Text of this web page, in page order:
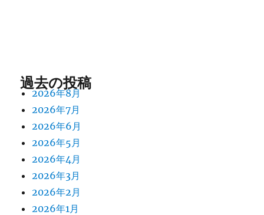
過去の投稿
2026年8月
2026年7月
2026年6月
2026年5月
2026年4月
2026年3月
2026年2月
2026年1月